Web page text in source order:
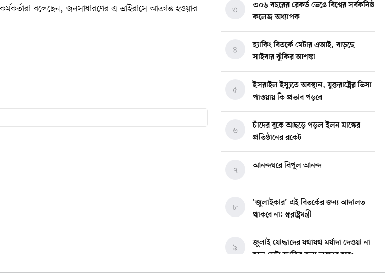
কর্মকর্তারা বলেছেন, জনসাধারণের এ ভাইরাসে আক্রান্ত হওয়ার
৩০৬ বছরের রেকর্ড ভেঙে বিশ্বের সর্বকনিষ্ঠ
কলেজ অধ্যাপক
৩
হ্যাকিং বিতর্কে মেটার এআই, বাড়ছে
সাইবার ঝুঁকির আশঙ্কা
৪
ইসরাইল ইস্যুতে অবস্থান, যুক্তরাষ্ট্রের ভিসা
পাওয়ায় কি প্রভাব পড়বে
৫
চাঁদের বুকে আছড়ে পড়ল ইলন মাস্কের
প্রতিষ্ঠানের রকেট
৬
আনন্দঘরে বিপুল আনন্দ
৭
‘জুলাইকার’ এই বিতর্কের জন্য আদালত
থাকবে না: স্বরাষ্ট্রমন্ত্রী
৮
জুলাই যোদ্ধাদের যথাযথ মর্যাদা দেওয়া না
হলে সেটা জাতির জন্য লজ্জার হবে:
৯